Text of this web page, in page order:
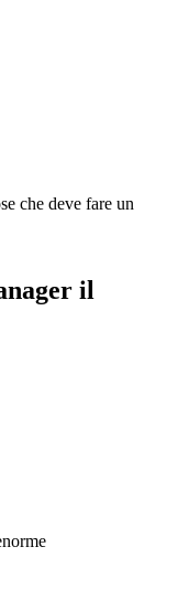
che deve fare un
il